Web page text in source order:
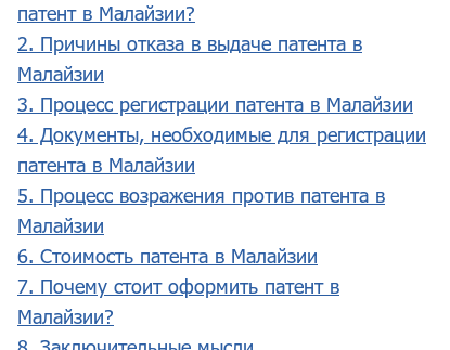
патент в Малайзии?
2. Причины отказа в выдаче патента в
Малайзии
3. Процесс регистрации патента в Малайзии
4. Документы, необходимые для регистрации
патента в Малайзии
5. Процесс возражения против патента в
Малайзии
6. Стоимость патента в Малайзии
7. Почему стоит оформить патент в
Малайзии?